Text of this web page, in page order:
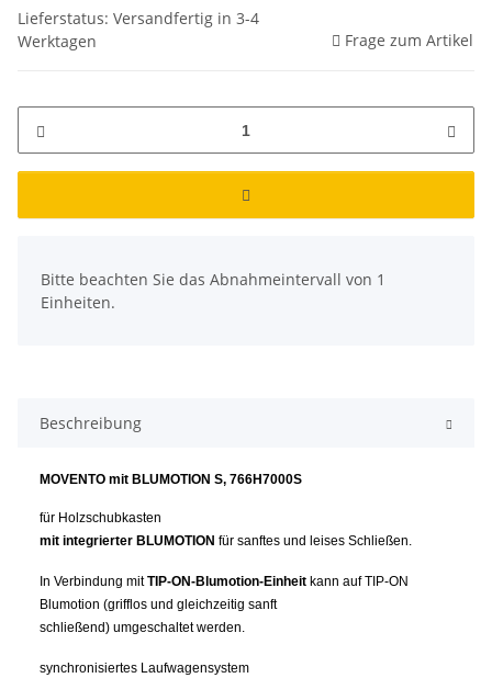
Lieferstatus: Versandfertig in 3-4
Werktagen
Frage zum Artikel
Bitte beachten Sie das Abnahmeintervall von 1
Einheiten.
Beschreibung
MOVENTO mit BLUMOTION S, 766H7000S
für Holzschubkasten
mit integrierter BLUMOTION für sanftes und leises Schließen.
In Verbindung mitTIP-ON-Blumotion-Einheit kann auf TIP-ON
Blumotion (grifflos und gleichzeitig sanft
schließend) umgeschaltet werden.
synchronisiertes Laufwagensystem